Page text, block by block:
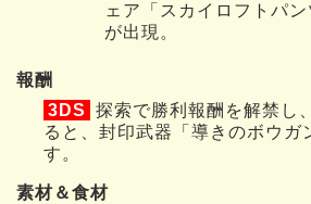
ェア「スカイロフトパ
が出現。
報酬
3DS
探索で勝利報酬を解禁し
ると、封印武器「導きのボウガ
す。
素材＆食材